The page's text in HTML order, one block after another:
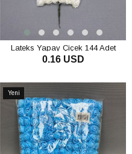
Lateks Yapay Çiçek 144 Adet
0.16 USD
Yeni
Ürün